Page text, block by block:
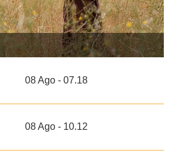
08 Ago - 07.18
08 Ago - 10.12